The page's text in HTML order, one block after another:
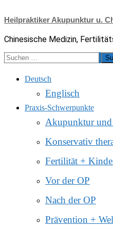
Inhalt
springen
Heilpraktiker Akupunktur u.
Chinesische Medizin,
Suche
nach:
Deutsch
Englisch
Praxis-Schwerpunkte
Akupunktur
Konservativ
Fertilität +
Vor der OP
Nach der OP
Prävention +